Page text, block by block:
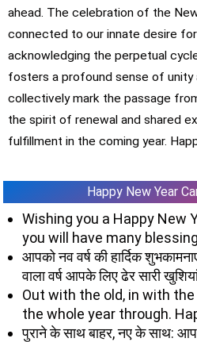
ahead. The celebration of the
connected to our innate desire
acknowledging the perpetual
fosters a profound sense of unity
collectively mark the passage
the spirit of renewal and shared
fulfillment in the coming year.
Happy New Year
Wishing you a Happy New
you will have many
आपको नव वर्ष की हार्दिक
वाला वर्ष आपके लिए ढेर सारी
Out with the old, in with
the whole year through.
पुराने के साथ बाहर, नए के साथ: